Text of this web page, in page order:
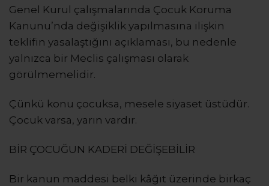
Genel Kurul çalışmalarında Çocuk Koruma
Kanunu’nda değişiklik yapılmasına ilişkin
teklifin yasalaştığını açıklaması, bu nedenle
yalnızca bir Meclis çalışması olarak
görülmemelidir.
Çünkü konu çocuksa, mesele siyaset üstüdür.
Çocuk varsa, yarın vardır.
BİR ÇOCUĞUN KADERİ DEĞİŞEBİLİR
Bir kanun maddesi belki kâğıt üzerinde birkaç